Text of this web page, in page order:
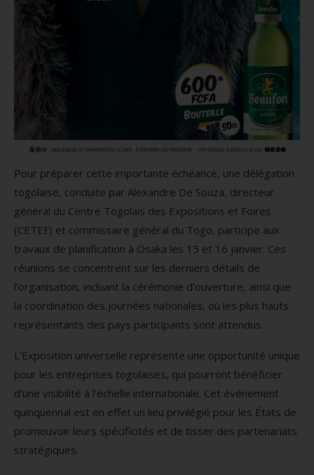
Pour préparer cette importante échéance, une délégation
togolaise, conduite par Alexandre De Souza, directeur
général du Centre Togolais des Expositions et Foires
(CETEF) et commissaire général du Togo, participe aux
travaux de planification à Osaka les 15 et 16 janvier. Ces
réunions se concentrent sur les derniers détails de
l’organisation, incluant la cérémonie d’ouverture, ainsi que
la coordination des journées nationales, où les plus hauts
représentants des pays participants sont attendus.
L’Exposition universelle représente une opportunité unique
pour les entreprises togolaises, qui pourront bénéficier
d’une visibilité à l’échelle internationale. Cet événement
quinquennal est en effet un lieu privilégié pour les États de
promouvoir leurs spécificités et de tisser des partenariats
stratégiques.